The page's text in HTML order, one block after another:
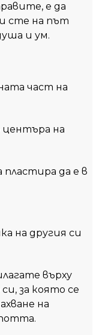
е да
сте на път
и ум.
част на
центъра на
да е в
на другия си
върху
за която се
на